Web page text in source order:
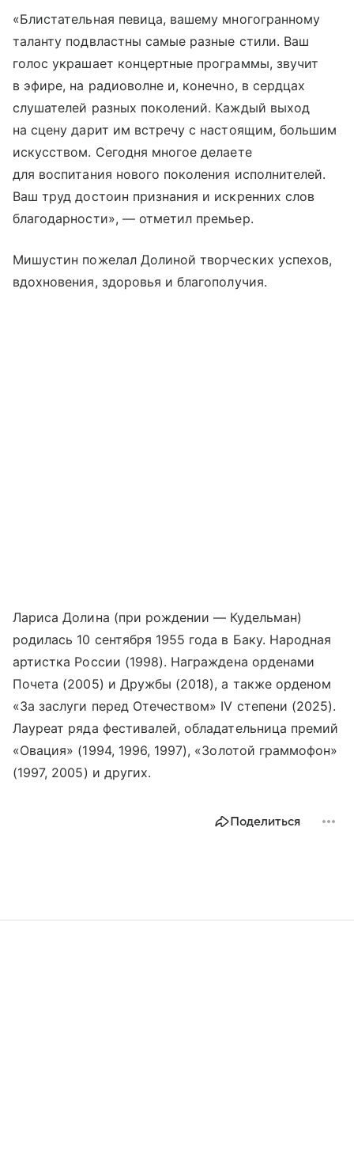
«Блистательная певица, вашему многогранному
таланту подвластны самые разные стили. Ваш
голос украшает концертные программы, звучит
в эфире, на радиоволне и, конечно, в сердцах
слушателей разных поколений. Каждый выход
на сцену дарит им встречу с настоящим, большим
искусством. Сегодня многое делаете
для воспитания нового поколения исполнителей.
Ваш труд достоин признания и искренних слов
благодарности», — отметил премьер.
Мишустин пожелал Долиной творческих успехов,
вдохновения, здоровья и благополучия.
Лариса Долина (при рождении — Кудельман)
родилась 10 сентября 1955 года в Баку. Народная
артистка России (1998). Награждена орденами
Почета (2005) и Дружбы (2018), а также орденом
«За заслуги перед Отечеством» IV степени (2025).
Лауреат ряда фестивалей, обладательница премий
«Овация» (1994, 1996, 1997), «Золотой граммофон»
(1997, 2005) и других.
Поделиться